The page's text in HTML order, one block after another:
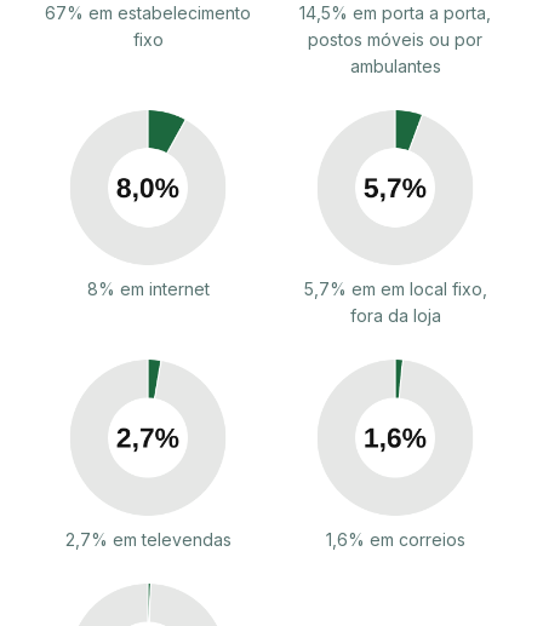
67% em estabelecimento
fixo
14,5% em porta a porta,
postos móveis ou por
ambulantes
8% em internet
5,7% em em local fixo,
fora da loja
2,7% em televendas 1,6% em correios